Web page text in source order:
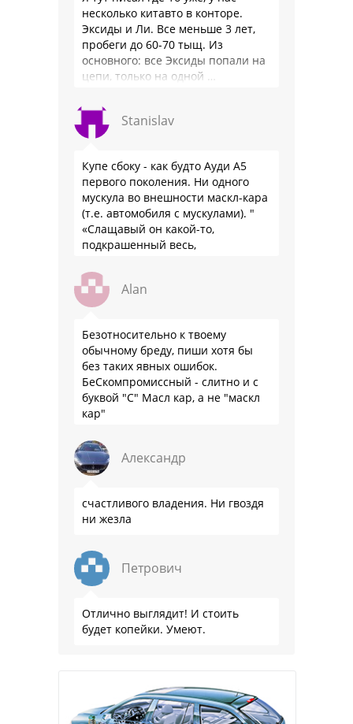
несколько китавто в конторе.
Эксиды и Ли. Все меньше 3 лет,
пробеги до 60-70 тыщ. Из
основного: все Эксиды попали на
цепи, только на одной …
Stanislav
Купе сбоку - как будто Ауди А5
первого поколения. Ни одного
мускула во внешности маскл-кара
(т.е. автомобиля с мускулами). "
«Слащавый он какой-то,
подкрашенный весь,
такой... Одно слово — румын»
Alan
Безотносительно к твоему
обычному бреду, пиши хотя бы
без таких явных ошибок.
БеСкомпромиссный - слитно и с
буквой "С" Масл кар, а не "маскл
кар"
Александр
счастливого владения. Ни гвоздя
ни жезла
Петрович
Отлично выглядит! И стоить
будет копейки. Умеют.